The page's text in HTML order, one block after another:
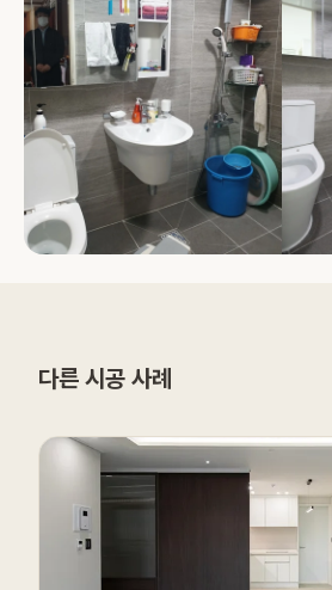
다른 시공 사례